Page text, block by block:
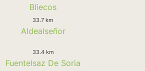
Bliecos
33.7 km
Aldealseñor
33.4 km
Fuentelsaz De Soria